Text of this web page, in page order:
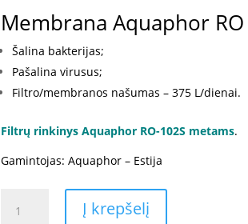
Membrana Aquaphor RO
Šalina bakterijas;
Pašalina virusus;
Filtro/membranos našumas – 375 L/dienai.
Filtrų rinkinys Aquaphor RO-102S metams.
Gamintojas: Aquaphor – Estija
kiekis:
Į krepšelį